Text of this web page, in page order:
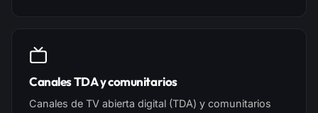
Canales TDA y comunitarios
Canales de TV abierta digital (TDA) y comunitarios